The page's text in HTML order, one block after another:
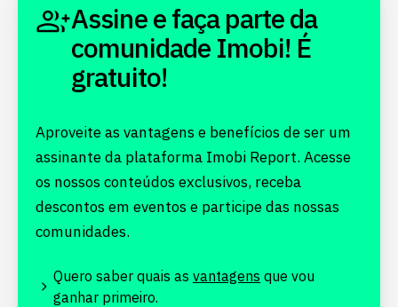
Assine e faça parte da
comunidade Imobi! É
gratuito!
Aproveite as vantagens e benefícios de ser um
assinante da plataforma Imobi Report. Acesse
os nossos conteúdos exclusivos, receba
descontos em eventos e participe das nossas
comunidades.
Quero saber quais as vantagens que vou
ganhar primeiro.